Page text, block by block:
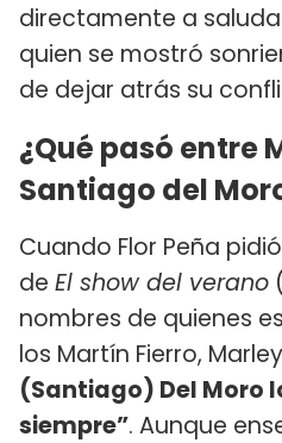
directamente a
quien se mostró
de dejar atrás su
¿Qué pasó entre
Santiago del
Cuando Flor Peña
de El show del verano
nombres de quienes
los Martín Fierro,
(Santiago) Del Moro
siempre”. Aunque